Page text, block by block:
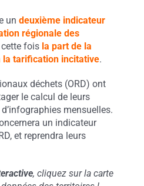
un deuxième indicateur
régionale des
fois la part de la
la tarification incitative.
déchets (ORD) ont
le calcul de leurs
mensuelles.
un indicateur
et reprendra leurs
, cliquez sur la carte